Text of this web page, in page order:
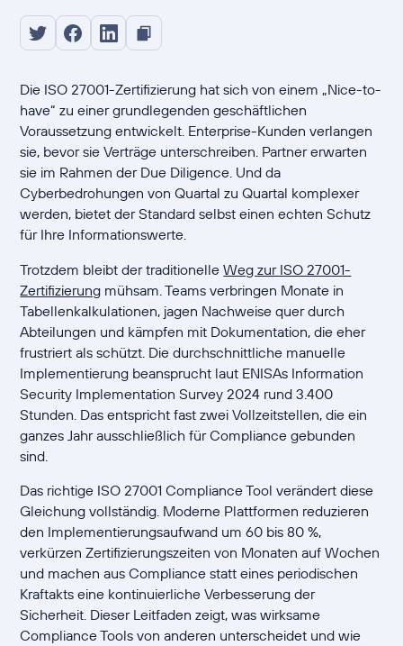
Die ISO 27001-Zertifizierung hat sich von einem „Nice-to-
have“ zu einer grundlegenden geschäftlichen
Voraussetzung entwickelt. Enterprise-Kunden verlangen
sie, bevor sie Verträge unterschreiben. Partner erwarten
sie im Rahmen der Due Diligence. Und da
Cyberbedrohungen von Quartal zu Quartal komplexer
werden, bietet der Standard selbst einen echten Schutz
für Ihre Informationswerte.
Trotzdem bleibt der traditionelleWeg zur ISO 27001-
Zertifizierung mühsam. Teams verbringen Monate in
Tabellenkalkulationen, jagen Nachweise quer durch
Abteilungen und kämpfen mit Dokumentation, die eher
frustriert als schützt. Die durchschnittliche manuelle
Implementierung beansprucht laut ENISAs Information
Security Implementation Survey 2024 rund 3.400
Stunden. Das entspricht fast zwei Vollzeitstellen, die ein
ganzes Jahr ausschließlich für Compliance gebunden
sind.
Das richtige ISO 27001 Compliance Tool verändert diese
Gleichung vollständig. Moderne Plattformen reduzieren
den Implementierungsaufwand um 60 bis 80 %,
verkürzen Zertifizierungszeiten von Monaten auf Wochen
und machen aus Compliance statt eines periodischen
Kraftakts eine kontinuierliche Verbesserung der
Sicherheit. Dieser Leitfaden zeigt, was wirksame
Compliance Tools von anderen unterscheidet und wie